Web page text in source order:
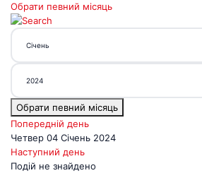
Обрати певний місяць
Обрати певний місяць
Попередній день
Четвер 04 Січень 2024
Наступний день
Подій не знайдено